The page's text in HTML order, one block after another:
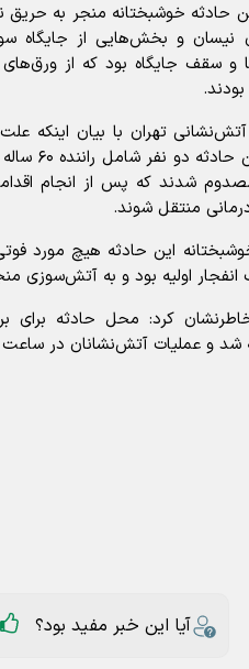
حادثه خوشبختانه منجر به
نیسان و بخش‌هایی از جایگاه
و سقف جایگاه بود که از
تهران با بیان اینکه
است،
مصدوم شدند که پس از انجام
منتقل شوند.
این حادثه هیچ مورد
انفجار اولیه بود و به آتش‌سوزی
کرد: محل حادثه برای
آتش‌نشانان در ساعت ۶:۵۲ دقیقه به پایان رسید.